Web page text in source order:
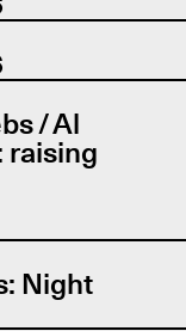
/ Al
raising
Night